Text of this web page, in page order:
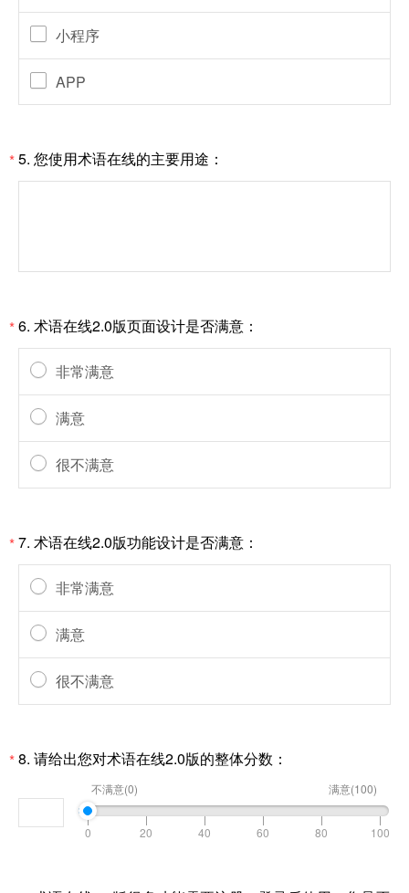
小程序
APP
*5. 您使用术语在线的主要用途：
*6. 术语在线2.0版页面设计是否满意：
非常满意
满意
很不满意
*7. 术语在线2.0版功能设计是否满意：
非常满意
满意
很不满意
*8. 请给出您对术语在线2.0版的整体分数：
不满意(0) 满意(100)